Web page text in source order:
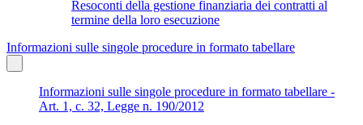
Resoconti della gestione finanziaria dei contratti al
termine della loro esecuzione
Informazioni sulle singole procedure in formato tabellare
Informazioni sulle singole procedure in formato tabellare -
Art. 1, c. 32, Legge n. 190/2012